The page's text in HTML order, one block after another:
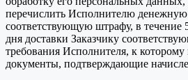
перечислить Исполнителю
соответствующую штрафу, в течение
дня доставки Заказчику
требования Исполнителя, к которому
документы, подтверждающие